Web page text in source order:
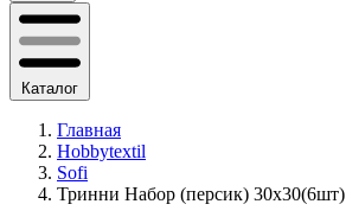
Каталог
Главная
Hobbytextil
Sofi
Тринни Набор (персик) 30х30(6шт)